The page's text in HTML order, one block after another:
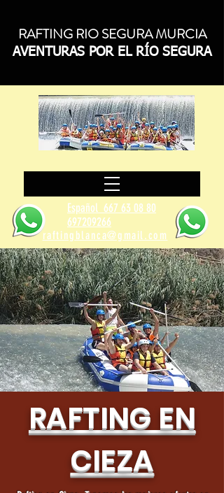
RAFTING RIO SEGURA MURCIA
AVENTURAS POR EL RÍO SEGURA
Español 667 63 08 80
697209266
raftingblanca@gmail.com
RAFTING EN
CIEZA